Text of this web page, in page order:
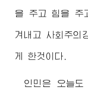
을 주고 힘을 주
겨내고 사회주의
게 한것이다.
인민은 오늘